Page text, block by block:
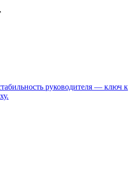
руководителя — ключ к